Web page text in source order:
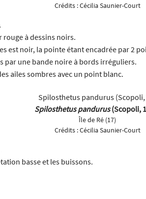
Crédits :Cécilia Saunier-Court
rouge à dessins noirs.
est noir, la pointe étant encadrée par 2
par une bande noire à bords irréguliers.
ailes sombres avec un point blanc.
Spilosthetus pandurus(Scopoli,
Île de Ré (17)
Crédits :Cécilia Saunier-Court
basse et les buissons.